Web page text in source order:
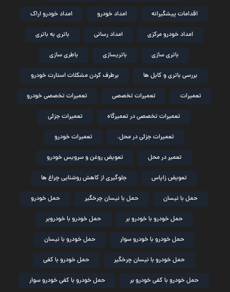
اقدامات پیشگیرانه امداد خودرو امداد خودرو اراک
امداد خودرو مرکزی امداد رسانی باتری به باتری
باتری سازی باتریسازی باطری سازی
بررسی باتری و کابل ها برطرف کردن مشکلات استارت خودرو
تعمیرات تعمیرات تخصصی تعمیرات تخصصی خودرو
تعمیرات تخصصی در تعمیرگاه تعمیرات جزئی
تعمیرات جزئی در محل. تعمیرات خودرو
تعمیر در محل تعویض روغن و سرویس خودرو
تعویض زاپاس جلوگیری از کاهش روشنایی چراغ ها
حمل با نیسان حمل با نیسان چرخگیر حمل خودرو
حمل خودرو با خودرو بر حمل خودرو با خودروبر
حمل خودرو با خودرو سوار حمل خودرو با نیسان
حمل خودرو با نیسان چرخگیر حمل خودرو با کفی
حمل خودرو با کفی خودرو بر حمل خودرو با کفی خودرو سوار